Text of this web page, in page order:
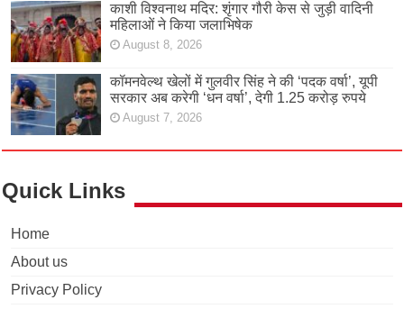
काशी विश्वनाथ मदिर: शृंगार गौरी केस से जुड़ी वादिनी
महिलाओं ने किया जलाभिषेक
August 8, 2026
कॉमनवेल्थ खेलों में गुलवीर सिंह ने की ‘पदक वर्षा’, यूपी
सरकार अब करेगी ‘धन वर्षा’, देगी 1.25 करोड़ रुपये
August 7, 2026
Quick Links
Home
About us
Privacy Policy